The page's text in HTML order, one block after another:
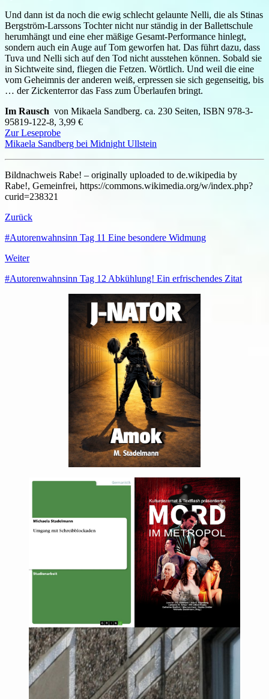
Und dann ist da noch die ewig schlecht gelaunte Nelli, die als Stinas
Bergström-Larssons Tochter nicht nur ständig in der Ballettschule
herumhängt und eine eher mäßige Gesamt-Performance hinlegt,
sondern auch ein Auge auf Tom geworfen hat. Das führt dazu, dass
Tuva und Nelli sich auf den Tod nicht ausstehen können. Sobald sie
in Sichtweite sind, fliegen die Fetzen. Wörtlich. Und weil die eine
vom Geheimnis der anderen weiß, erpressen sie sich gegenseitig, bis
… der Zickenterror das Fass zum Überlaufen bringt.
Im Rausch von Mikaela Sandberg. ca. 230 Seiten, ISBN 978-3-
95819-122-8, 3,99 €
Zur Leseprobe
Mikaela Sandberg bei Midnight Ullstein
Bildnachweis Rabe! – originally uploaded to de.wikipedia by
Rabe!, Gemeinfrei, https://commons.wikimedia.org/w/index.php?
curid=238321
Zurück
#Autorenwahnsinn Tag 11 Eine besondere Widmung
Weiter
#Autorenwahnsinn Tag 12 Abkühlung! Ein erfrischendes Zitat